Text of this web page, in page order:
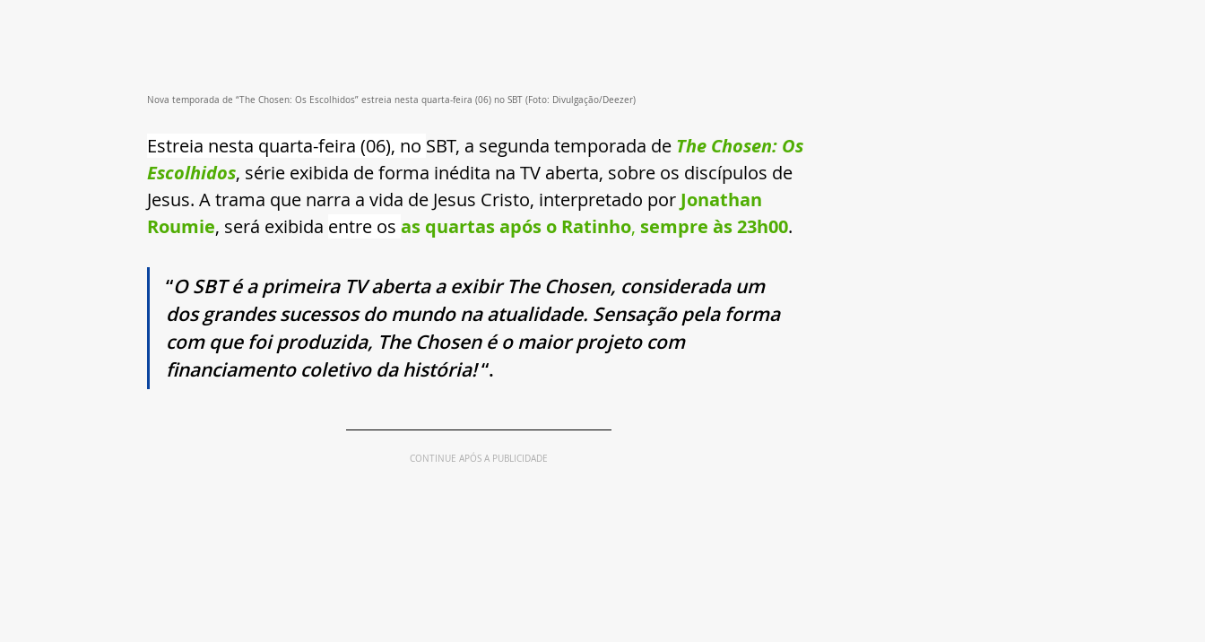
Nova temporada de “The Chosen: Os Escolhidos” estreia nesta quarta-feira (06) no SBT (Foto: Divulgação/Deezer)
Estreia nesta quarta-feira (06), no SBT, a segunda temporada de The Chosen: Os
Escolhidos, série exibida de forma inédita na TV aberta, sobre os discípulos de
Jesus. A trama que narra a vida de Jesus Cristo, interpretado por Jonathan
Roumie, será exibida entre os as quartas após o Ratinho, sempre às 23h00.
“O SBT é a primeira TV aberta a exibir The Chosen, considerada um
dos grandes sucessos do mundo na atualidade. Sensação pela forma
com que foi produzida, The Chosen é o maior projeto com
financiamento coletivo da história! “.
CONTINUE APÓS A PUBLICIDADE